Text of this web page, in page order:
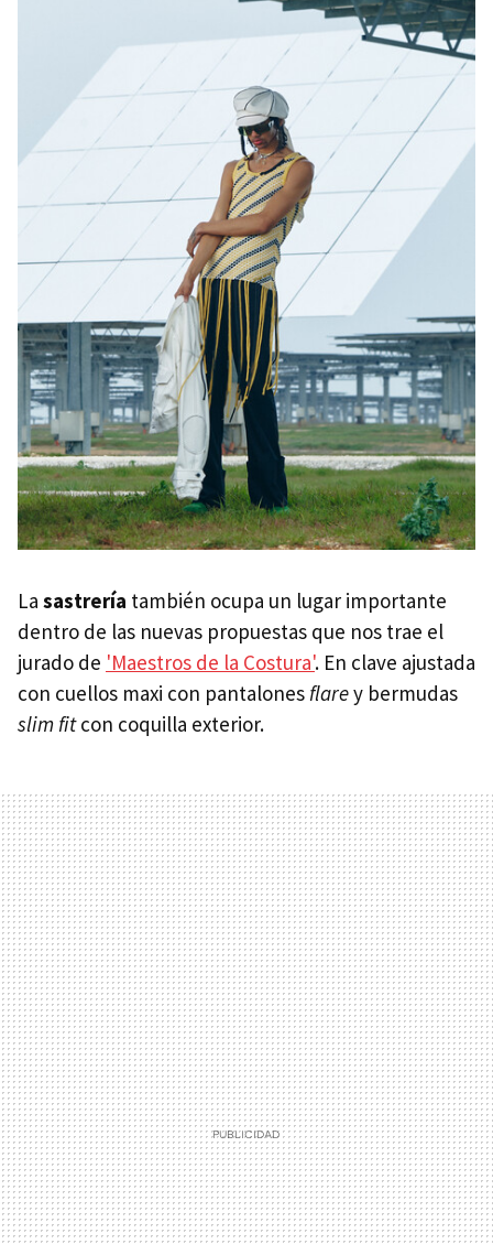
La sastrería también ocupa un lugar importante
dentro de las nuevas propuestas que nos trae el
jurado de 'Maestros de la Costura'. En clave ajustada
con cuellos maxi con pantalones flarey bermudas
slim fitcon coquilla exterior.